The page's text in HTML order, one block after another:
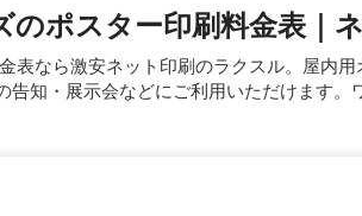
のポスター印刷料金表｜
表なら激安ネット印刷のラクスル。屋内用
知・展示会などにご利用いただけます。